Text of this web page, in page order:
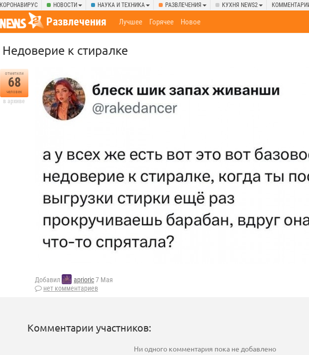
КОРОНАВИРУС НОВОСТИ НАУКА И ТЕХНИКА РАЗВЛЕЧЕНИЯ КУХНЯ NEWS2
Развлечения Лучшее Горячее Новое
Недоверие к стиралке
отметили
68
человек
в архиве
Добавил aprioric7 Мая
нет комментариев
Комментарии участников:
Ни одного комментария пока не добавлено